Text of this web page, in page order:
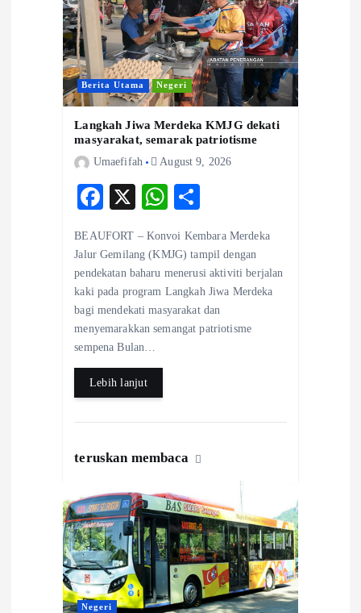
Berita Utama Negeri
Langkah Jiwa Merdeka KMJG dekati
masyarakat, semarak patriotisme
Umaefifah August 9, 2026
F
eb
o
o
k
X
W
ts
A
p
p
re
BEAUFORT – Konvoi Kembara Merdeka
Jalur Gemilang (KMJG) tampil dengan
pendekatan baharu menerusi aktiviti berjalan
kaki pada program Langkah Jiwa Merdeka
bagi mendekati masyarakat dan
menyemarakkan semangat patriotisme
sempena Bulan…
Lebih lanjut
teruskan membaca
Negeri